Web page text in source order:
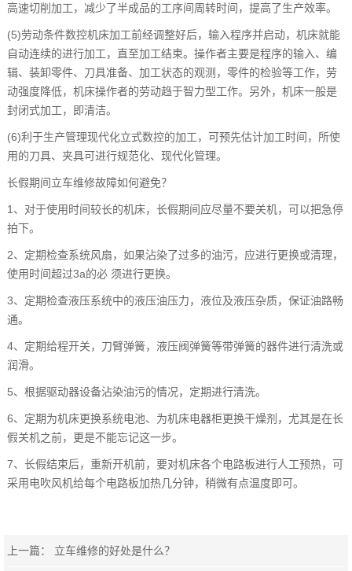
高速切削加工，减少了半成品的工序间周转时间，提高了生产效率。
(5)劳动条件数控机床加工前经调整好后，输入程序并启动，机床就能
自动连续的进行加工，直至加工结束。操作者主要是程序的输入、编
辑、装卸零件、刀具准备、加工状态的观测，零件的检验等工作，劳
动强度降低，机床操作者的劳动趋于智力型工作。另外，机床一般是
封闭式加工，即清洁。
(6)利于生产管理现代化立式数控的加工，可预先估计加工时间，所使
用的刀具、夹具可进行规范化、现代化管理。
长假期间立车维修故障如何避免？
1、对于使用时间较长的机床，长假期间应尽量不要关机，可以把急停
拍下。
2、定期检查系统风扇，如果沾染了过多的油污，应进行更换或清理，
使用时间超过3a的必 须进行更换。
3、定期检查液压系统中的液压油压力，液位及液压杂质，保证油路畅
通。
4、定期给程开关，刀臂弹簧，液压阀弹簧等带弹簧的器件进行清洗或
润滑。
5、根据驱动器设备沾染油污的情况，定期进行清洗。
6、定期为机床更换系统电池、为机床电器柜更换干燥剂，尤其是在长
假关机之前，更是不能忘记这一步。
7、长假结束后，重新开机前，要对机床各个电路板进行人工预热，可
采用电吹风机给每个电路板加热几分钟，稍微有点温度即可。
上一篇： 立车维修的好处是什么？